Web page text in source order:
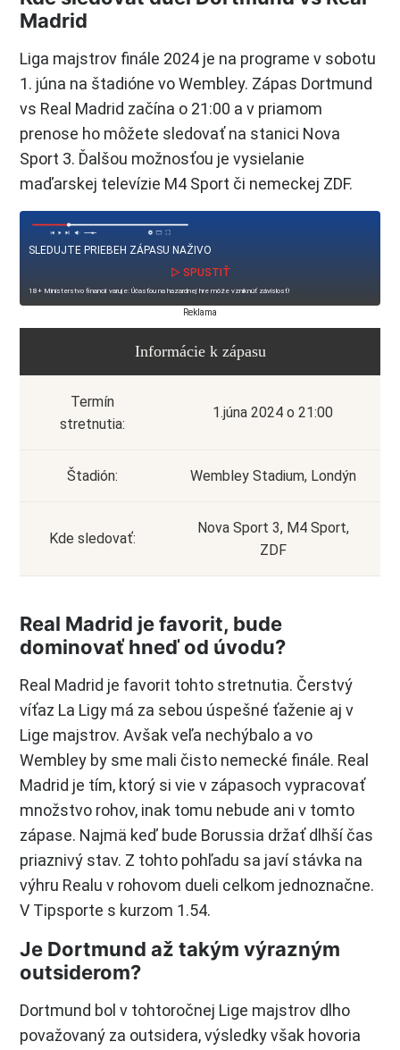
Madrid
Liga majstrov finále 2024 je na programe v sobotu
1. júna na štadióne vo Wembley. Zápas Dortmund
vs Real Madrid začína o 21:00 a v priamom
prenose ho môžete sledovať na stanici Nova
Sport 3. Ďalšou možnosťou je vysielanie
maďarskej televízie M4 Sport či nemeckej ZDF.
SLEDUJTE PRIEBEH ZÁPASU NAŽIVO
▷ SPUSTIŤ
18+ Ministerstvo financií varuje: Účasťou na hazardnej hre môže vzniknúť závislosť!
Reklama
Informácie k zápasu
Termín
stretnutia:
1.júna 2024 o 21:00
Štadión: Wembley Stadium, Londýn
Kde sledovať:
Nova Sport 3, M4 Sport,
ZDF
Real Madrid je favorit, bude
dominovať hneď od úvodu?
Real Madrid je favorit tohto stretnutia. Čerstvý
víťaz La Ligy má za sebou úspešné ťaženie aj v
Lige majstrov. Avšak veľa nechýbalo a vo
Wembley by sme mali čisto nemecké finále. Real
Madrid je tím, ktorý si vie v zápasoch vypracovať
množstvo rohov, inak tomu nebude ani v tomto
zápase. Najmä keď bude Borussia držať dlhší čas
priaznivý stav. Z tohto pohľadu sa javí stávka na
výhru Realu v rohovom dueli celkom jednoznačne.
V Tipsporte s kurzom 1.54.
Je Dortmund až takým výrazným
outsiderom?
Dortmund bol v tohtoročnej Lige majstrov dlho
považovaný za outsidera, výsledky však hovoria